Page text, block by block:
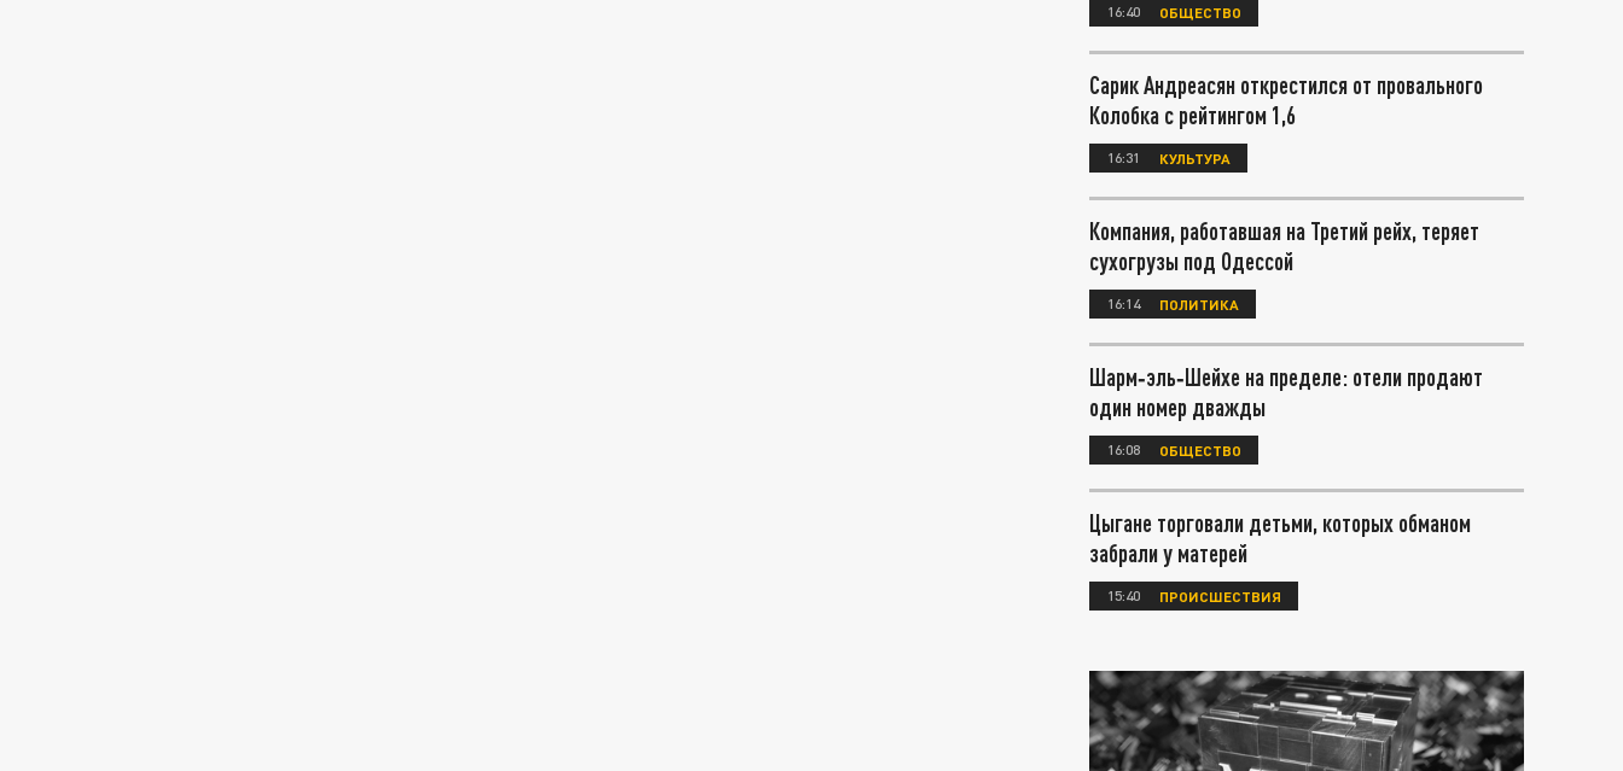
16:40 ОБЩЕСТВО
Сарик Андреасян открестился от провального
Колобка с рейтингом 1,6
16:31 КУЛЬТУРА
Компания, работавшая на Третий рейх, теряет
сухогрузы под Одессой
16:14 ПОЛИТИКА
Шарм‑эль‑Шейхе на пределе: отели продают
один номер дважды
16:08 ОБЩЕСТВО
Цыгане торговали детьми, которых обманом
забрали у матерей
15:40 ПРОИСШЕСТВИЯ